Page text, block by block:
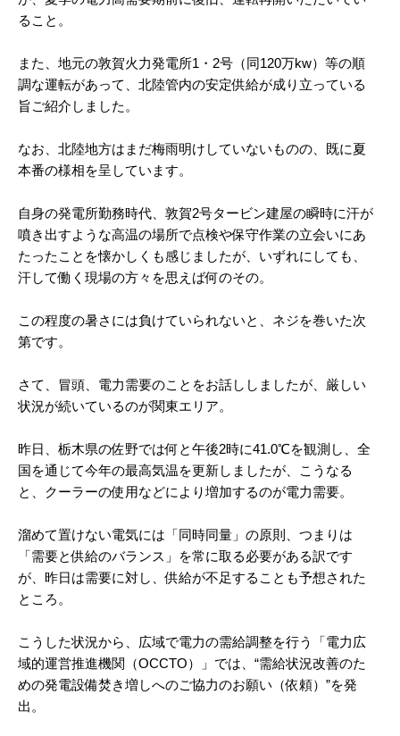
ること。
また、地元の敦賀火力発電所1・2号（同120万kw）等の順
調な運転があって、北陸管内の安定供給が成り立っている
旨ご紹介しました。
なお、北陸地方はまだ梅雨明けしていないものの、既に夏
本番の様相を呈しています。
自身の発電所勤務時代、敦賀2号タービン建屋の瞬時に汗が
噴き出すような高温の場所で点検や保守作業の立会いにあ
たったことを懐かしくも感じましたが、いずれにしても、
汗して働く現場の方々を思えば何のその。
この程度の暑さには負けていられないと、ネジを巻いた次
第です。
さて、冒頭、電力需要のことをお話ししましたが、厳しい
状況が続いているのが関東エリア。
昨日、栃木県の佐野では何と午後2時に41.0℃を観測し、全
国を通じて今年の最高気温を更新しましたが、こうなる
と、クーラーの使用などにより増加するのが電力需要。
溜めて置けない電気には「同時同量」の原則、つまりは
「需要と供給のバランス」を常に取る必要がある訳です
が、昨日は需要に対し、供給が不足することも予想された
ところ。
こうした状況から、広域で電力の需給調整を行う「電力広
域的運営推進機関（OCCTO）」では、“需給状況改善のた
めの発電設備焚き増しへのご協力のお願い（依頼）”を発
出。